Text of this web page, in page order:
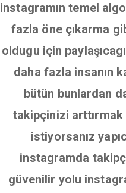
instagramın temel
fazla öne çıkarma
oldugu için
daha fazla insanın
bütün bunlardan
takipçinizi arttırmak
istiyorsanız
instagramda takipçi
güvenilir yolu